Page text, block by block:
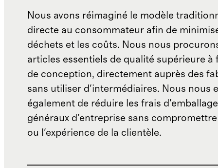
Nous avons réimaginé le modèle
directe au consommateur afin de
déchets et les coûts. Nous nous
articles essentiels de qualité supérieure à
de conception, directement auprès des
sans utiliser d'intermédiaires. Nous nous
également de réduire les frais
généraux d'entreprise sans
ou l'expérience de la clientèle.